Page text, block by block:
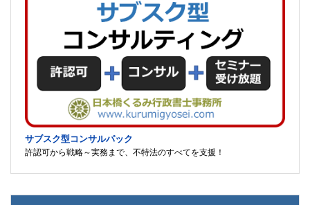
サブスク型コンサルパック
許認可から戦略～実務まで、不特法のすべてを支援！